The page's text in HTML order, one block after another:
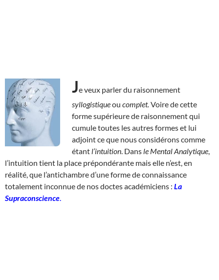
Je veux parler du raisonnement
syllogistiqueou complet. Voire de cette
forme supérieure de raisonnement qui
cumule toutes les autres formes et lui
adjoint ce que nous considérons comme
étant l’intuition . Dans le Mental Analytique
l’intuition tient la place prépondérante mais elle n’est, en
réalité, que l’antichambre d’une forme de connaissance
totalement inconnue de nos doctes académiciens : La
Supraconscience